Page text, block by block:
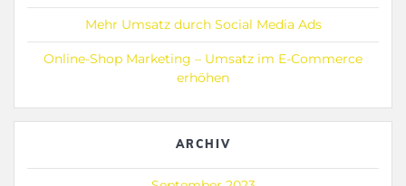
Mehr Umsatz durch Social Media Ads
Online-Shop Marketing – Umsatz im E-Commerce
erhöhen
ARCHIV